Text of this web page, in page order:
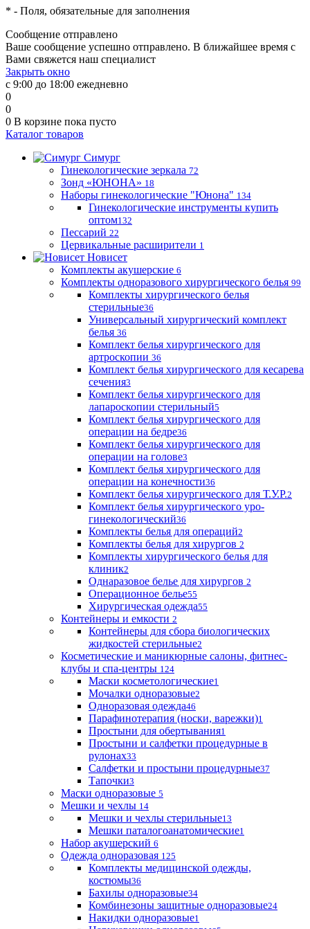
* - Поля, обязательные для заполнения
Сообщение отправлено
Ваше сообщение успешно отправлено. В ближайшее время с
Вами свяжется наш специалист
Закрыть окно
с 9:00 до 18:00 ежедневно
0
0
0 В корзине пока пусто
Каталог товаров
Симург
Гинекологические зеркала 72
Зонд «ЮНОНА» 18
Наборы гинекологические "Юнона" 134
Гинекологические инструменты купить
оптом132
Пессарий 22
Цервикальные расширители 1
Новисет
Комплекты акушерские 6
Комплекты одноразового хирургического белья 99
Комплекты хирургического белья
стерильные36
Универсальный хирургический комплект
белья 36
Комплект белья хирургического для
артроскопии 36
Комплект белья хирургического для кесарева
сечения3
Комплект белья хирургического для
лапароскопии стерильный5
Комплект белья хирургического для
операции на бедре36
Комплект белья хирургического для
операции на голове3
Комплект белья хирургического для
операции на конечности36
Комплект белья хирургического для Т.У.Р.2
Комплект белья хирургического уро-
гинекологический36
Комплекты белья для операций2
Комплекты белья для хирургов 2
Комплекты хирургического белья для
клиник2
Однаразовое белье для хирургов 2
Операционное белье55
Хирургическая одежда55
Контейнеры и емкости 2
Контейнеры для сбора биологических
жидкостей стерильные2
Косметические и маникюрные салоны, фитнес-
клубы и спа-центры 124
Маски косметологические1
Мочалки одноразовые2
Одноразовая одежда46
Парафинотерапия (носки, варежки)1
Простыни для обертывания1
Простыни и салфетки процедурные в
рулонах33
Салфетки и простыни процедурные37
Тапочки3
Маски одноразовые 5
Мешки и чехлы 14
Мешки и чехлы стерильные13
Мешки паталогоанатомические1
Набор акушерский 6
Одежда одноразовая 125
Комплекты медицинской одежды,
костюмы36
Бахилы одноразовые34
Комбинезоны защитные одноразовые24
Накидки одноразовые1